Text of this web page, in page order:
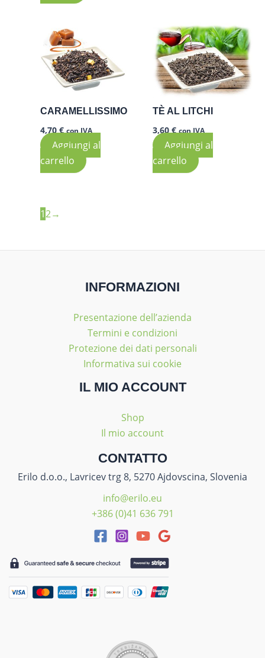
CARAMELLISSIMO
4,70€ con IVA
Aggiungi al
carrello
TÈ AL LITCHI
3,60€ con IVA
Aggiungi al
carrello
12→
INFORMAZIONI
Presentazione dell’azienda
Termini e condizioni
Protezione dei dati personali
Informativa sui cookie
IL MIO ACCOUNT
Shop
Il mio account
CONTATTO
Erilo d.o.o., Lavricev trg 8, 5270 Ajdovscina, Slovenia
info@erilo.eu
+386 (0)41 636 791